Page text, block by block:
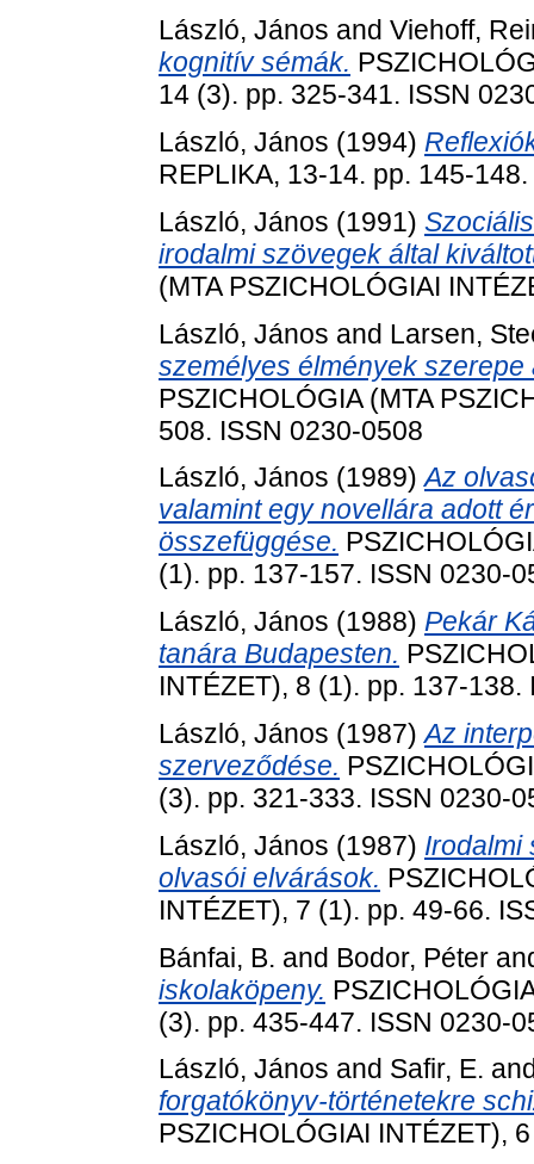
László, János and Viehoff,
kognitív sémák.
14 (3). pp. 325-341. ISSN
László, János (1994)
REPLIKA, 13-14. pp. 145-
László, János (1991)
irodalmi szövegek által
(MTA PSZICHOLÓGIAI
László, János and Larsen,
személyes élmények
PSZICHOLÓGIA (MTA
508. ISSN 0230-0508
László, János (1989)Az
valamint egy novellára adott
összefüggése.
(1). pp. 137-157. ISSN 0230-
László, János (1988) Pekár
tanára Budapesten.
INTÉZET), 8 (1). pp. 137-138.
László, János (1987)Az
szerveződése.
(3). pp. 321-333. ISSN 0230-
László, János (1987) Irodalmi
olvasói elvárások.
INTÉZET), 7 (1). pp. 49-66.
Bánfai, B. and Bodor, Péter
iskolaköpeny.
(3). pp. 435-447. ISSN 0230-
László, János and Safir, E.
forgatókönyv-történetekre
PSZICHOLÓGIAI INTÉZET),